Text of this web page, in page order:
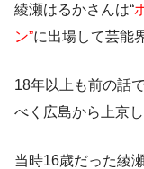
綾瀬はるかさんは“
ン”に出場して芸能
18年以上も前の話
べく広島から上京し
当時16歳だった綾